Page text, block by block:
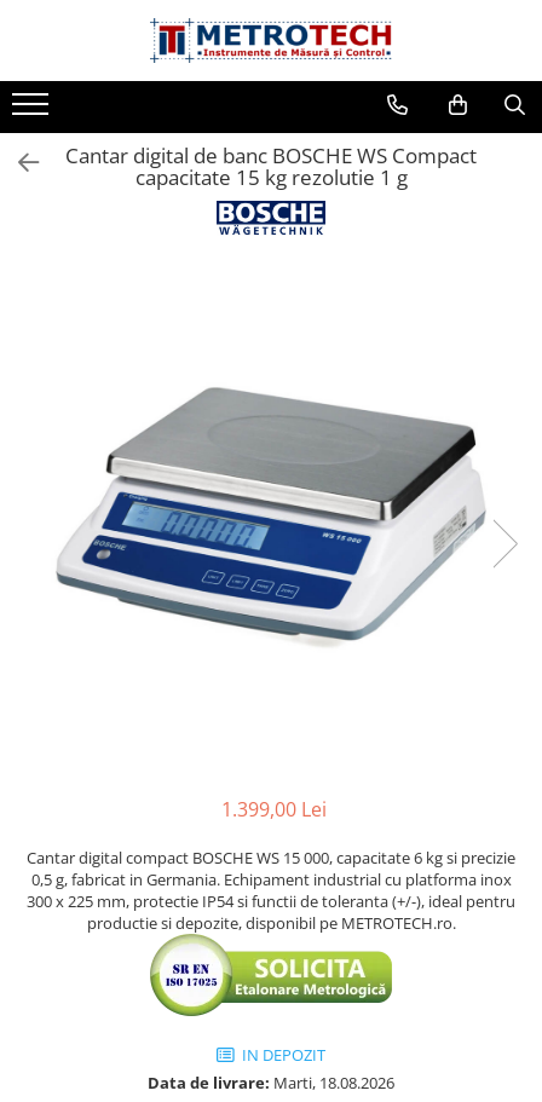
Toate Produsele
Sublere
Sublere digitale
Sublere speciale mecanice
Sublere digitale de inaltime
Sublere mecanice de inaltime
Rigle digitale
Accesorii sublere
Transfer date sublere
Micrometre de adancime
in 3 puncte
Micrometre digitale de interior in
3 puncte
Micrometre pentru caneluri
Micrometre cu disc
Micrometre pentru filete
Cantar digital de banc BOSCHE WS Compact
capacitate 15 kg rezolutie 1 g
1.399,00 Lei
Cantar digital compact BOSCHE WS 15 000, capacitate 6 kg si precizie
0,5 g, fabricat in Germania. Echipament industrial cu platforma inox
300 x 225 mm, protectie IP54 si functii de toleranta (+/-), ideal pentru
productie si depozite, disponibil pe METROTECH.ro.
IN DEPOZIT
Data de livrare: Marti, 18.08.2026